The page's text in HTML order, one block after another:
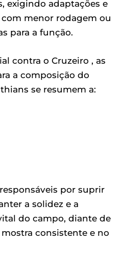
exigindo adaptações e
menor rodagem ou
para a função.
contra o Cruzeiro , as
a composição do
se resumem a:
por suprir
a solidez e a
do campo, diante de
consistente e no